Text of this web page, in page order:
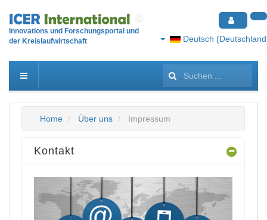
Innovations und Forschungsportal und
der Kreislaufwirtschaft
Deutsch
Suchen
...
Home
Über uns Impressum
Kontakt